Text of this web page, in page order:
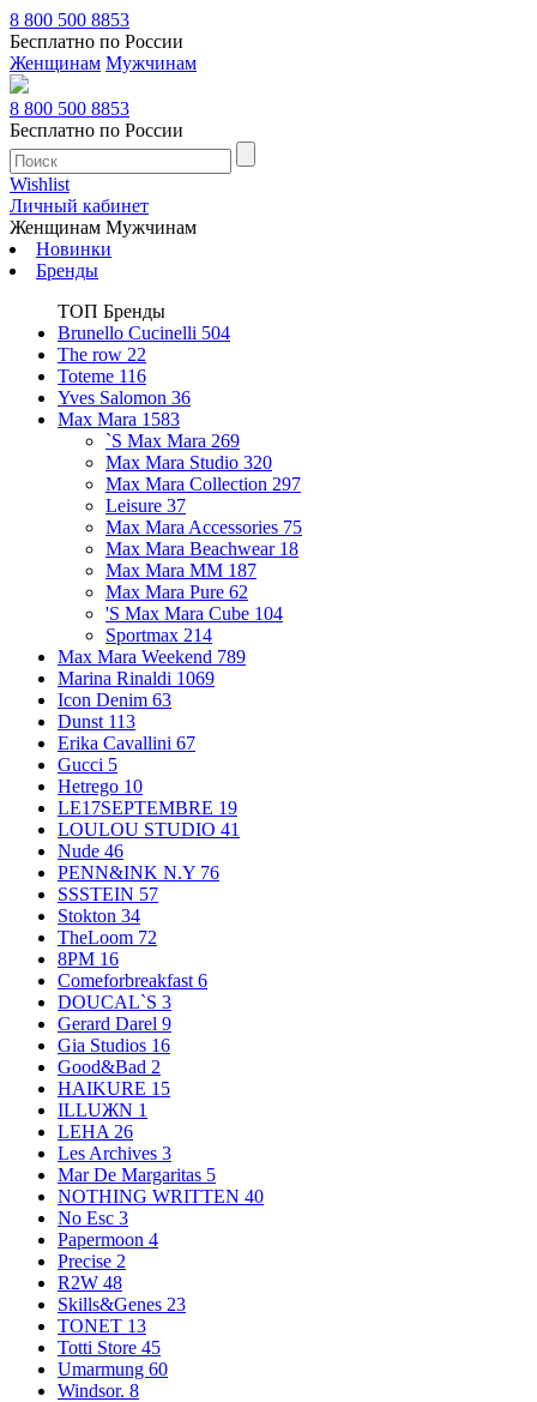
8 800 500 8853
Бесплатно по России
Женщинам Мужчинам
8 800 500 8853
Бесплатно по России
Wishlist
Личный кабинет
Женщинам Мужчинам
Новинки
Бренды
ТОП Бренды
Brunello Cucinelli 504
The row 22
Toteme 116
Yves Salomon 36
Max Mara 1583
`S Max Mara 269
Max Mara Studio 320
Max Mara Collection 297
Leisure 37
Max Mara Accessories 75
Max Mara Beachwear 18
Max Mara MM 187
Max Mara Pure 62
'S Max Mara Cube 104
Sportmax 214
Max Mara Weekend 789
Marina Rinaldi 1069
Icon Denim 63
Dunst 113
Erika Cavallini 67
Gucci 5
Hetrego 10
LE17SEPTEMBRE 19
LOULOU STUDIO 41
Nude 46
PENN&INK N.Y 76
SSSTEIN 57
Stokton 34
TheLoom 72
8PM 16
Comeforbreakfast 6
DOUCAL`S 3
Gerard Darel 9
Gia Studios 16
Good&Bad 2
HAIKURE 15
ILLUЖN 1
LEHA 26
Les Archives 3
Mar De Margaritas 5
NOTHING WRITTEN 40
No Esc 3
Papermoon 4
Precise 2
R2W 48
Skills&Genes 23
TONET 13
Totti Store 45
Umarmung 60
Windsor. 8